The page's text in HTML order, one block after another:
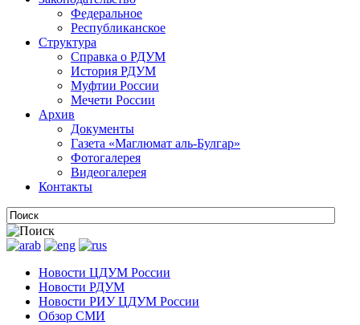
Федеральное
Республиканское
Структура
Справка о РДУМ
История РДУМ
Муфтии России
Мечети России
Архив
Документы
Газета «Маглюмат аль-Булгар»
Фотогалерея
Видеогалерея
Контакты
Новости ЦДУМ России
Новости РДУМ
Новости РИУ ЦДУМ России
Обзор СМИ